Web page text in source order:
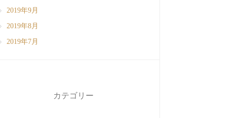
2019年9月
2019年8月
2019年7月
カテゴリー